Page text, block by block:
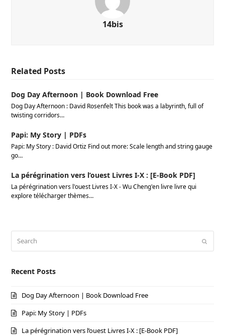
14bis
Related Posts
Dog Day Afternoon | Book Download Free
Dog Day Afternoon : David Rosenfelt This book was a labyrinth, full of
twisting corridors…
Papi: My Story | PDFs
Papi: My Story : David Ortiz Find out more: Scale length and string gauge
go…
La pérégrination vers l’ouest Livres I-X : [E-Book PDF]
La pérégrination vers l'ouest Livres I-X - Wu Cheng'en livre livre qui
explore télécharger thèmes…
Recent Posts
Dog Day Afternoon | Book Download Free
Papi: My Story | PDFs
La pérégrination vers l’ouest Livres I-X : [E-Book PDF]